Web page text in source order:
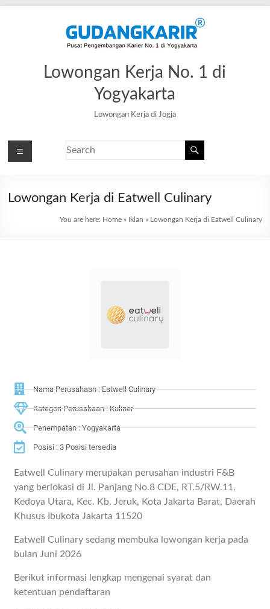
Lowongan Kerja No. 1 di
Yogyakarta
Lowongan Kerja di Jogja
Lowongan Kerja di Eatwell Culinary
You are here: Home» Iklan » Lowongan Kerja di Eatwell Culinary
Nama Perusahaan : Eatwell Culinary
Kategori Perusahaan : Kuliner
Penempatan : Yogyakarta
Posisi : 3 Posisi tersedia
Eatwell Culinary merupakan perusahan industri F&B
yang berlokasi di Jl. Panjang No.8 CDE, RT.5/RW.11,
Kedoya Utara, Kec. Kb. Jeruk, Kota Jakarta Barat, Daerah
Khusus Ibukota Jakarta 11520
Eatwell Culinary sedang membuka lowongan kerja pada
bulan Juni 2026
Berikut informasi lengkap mengenai syarat dan
ketentuan pendaftaran